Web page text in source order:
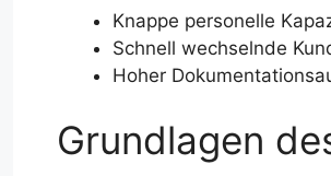
Knappe personelle
Schnell wechselnde
Hoher
Grundlagen